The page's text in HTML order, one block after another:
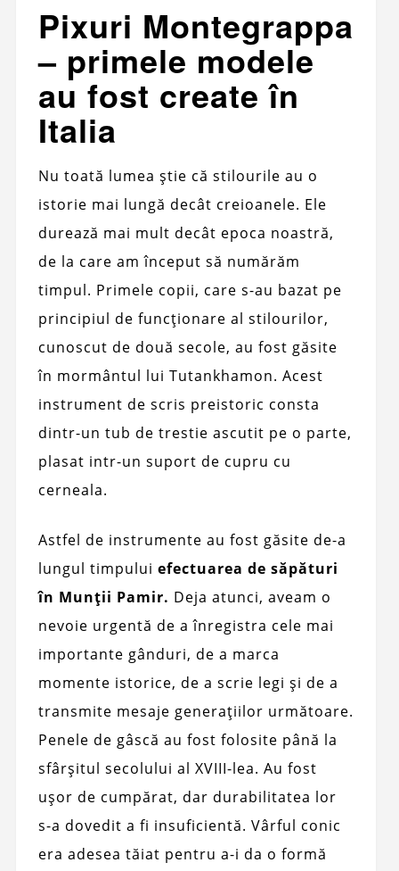
Pixuri Montegrappa
– primele modele
au fost create în
Italia
Nu toată lumea știe că stilourile au o
istorie mai lungă decât creioanele. Ele
durează mai mult decât epoca noastră,
de la care am început să numărăm
timpul. Primele copii, care s-au bazat pe
principiul de funcționare al stilourilor,
cunoscut de două secole, au fost găsite
în mormântul lui Tutankhamon. Acest
instrument de scris preistoric consta
dintr-un tub de trestie ascutit pe o parte,
plasat intr-un suport de cupru cu
cerneala.
Astfel de instrumente au fost găsite de-a
lungul timpului efectuarea de săpături
în Munții Pamir. Deja atunci, aveam o
nevoie urgentă de a înregistra cele mai
importante gânduri, de a marca
momente istorice, de a scrie legi și de a
transmite mesaje generațiilor următoare.
Penele de gâscă au fost folosite până la
sfârșitul secolului al XVIII-lea. Au fost
ușor de cumpărat, dar durabilitatea lor
s-a dovedit a fi insuficientă. Vârful conic
era adesea tăiat pentru a-i da o formă